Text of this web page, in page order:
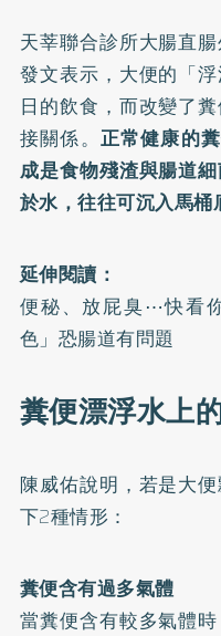
天莘聯合診所大腸直
發文表示，大便的「
日的飲食，而改變了
接關係。 正常健康的
成是食物殘渣與腸道
於水，往往可沉入馬桶
延伸閱讀：
便秘、放屁臭⋯快看
色」恐腸道有問題
糞便漂浮水上
陳威佑說明，若是大
下2種情形：
糞便含有過多氣體
當糞便含有較多氣體